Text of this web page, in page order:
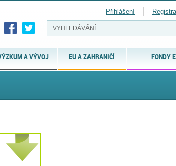
A VÝVOJ EU A ZAHRANIČÍ FONDY
Přihlášení